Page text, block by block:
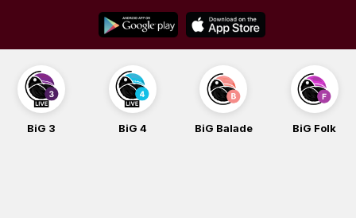
content
BiG 3 BiG 4 BiG Balade BiG Folk